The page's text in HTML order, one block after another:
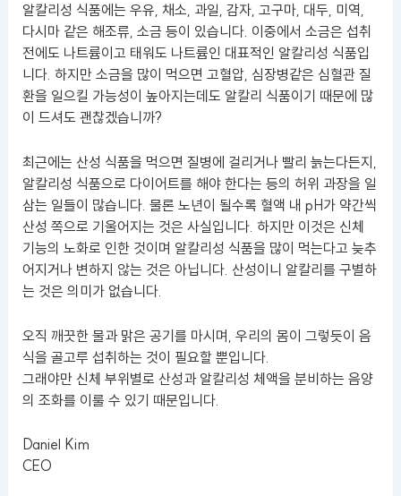
알칼리성 식품에는 우유, 채소, 과일, 감자, 고구마, 대두, 미역,
다시마 같은 해조류, 소금 등이 있습니다. 이중에서 소금은 섭취
전에도 나트륨이고 태워도 나트륨인 대표적인 알칼리성 식품입
니다. 하지만 소금을 많이 먹으면 고혈압, 심장병같은 심혈관 질
환을 일으킬 가능성이 높아지는데도 알칼리 식품이기 때문에 많
이 드셔도 괜찮겠습니까?
최근에는 산성 식품을 먹으면 질병에 걸리거나 빨리 늙는다든지,
알칼리성 식품으로 다이어트를 해야 한다는 등의 허위 과장을 일
삼는 일들이 많습니다. 물론 노년이 될수록 혈액 내 pH가 약간씩
산성 쪽으로 기울어지는 것은 사실입니다. 하지만 이것은 신체
기능의 노화로 인한 것이며 알칼리성 식품을 많이 먹는다고 늦추
어지거나 변하지 않는 것은 아닙니다. 산성이니 알칼리를 구별하
는 것은 의미가 없습니다.
오직 깨끗한 물과 맑은 공기를 마시며, 우리의 몸이 그렇듯이 음
식을 골고루 섭취하는 것이 필요할 뿐입니다.
그래야만 신체 부위별로 산성과 알칼리성 체액을 분비하는 음양
의 조화를 이룰 수 있기 때문입니다.
Daniel Kim
CEO